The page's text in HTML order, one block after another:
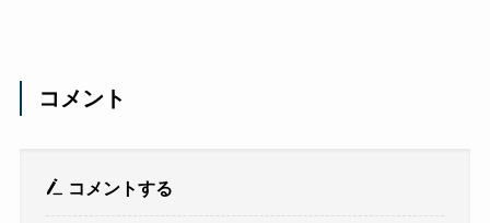
コメント
コメントする